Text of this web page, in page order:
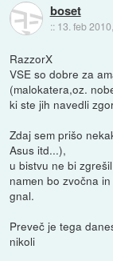
boset
:: 13. feb
RazzorX
VSE so dobre za
(malokatera,oz.
ki ste jih navedli
Zdaj sem prišo
Asus itd...),
u bistvu ne bi
namen bo zvočna
gnal.
Preveč je tega
nikoli